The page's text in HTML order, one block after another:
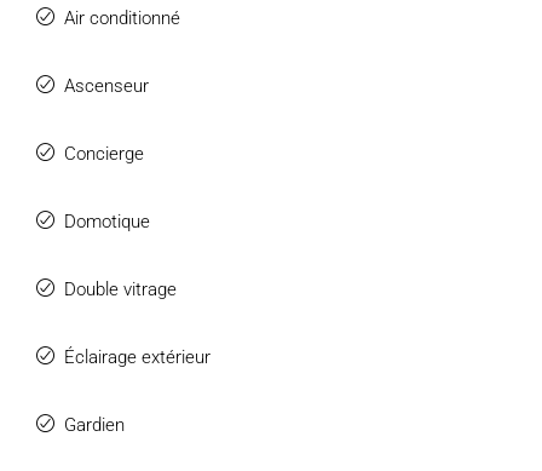
Air conditionné
Ascenseur
Concierge
Domotique
Double vitrage
Éclairage extérieur
Gardien